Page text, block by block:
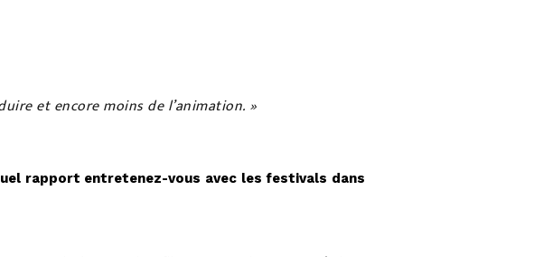
et encore moins de l’animation. »
rapport entretenez-vous avec les festivals dans